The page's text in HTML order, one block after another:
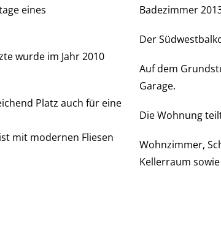
eines
wurde im Jahr 2010
Platz auch für eine
mit modernen Fliesen
Badezimmer
Der
Auf dem
Garage.
Die Wohnung
Wohnzimmer,
Kellerraum